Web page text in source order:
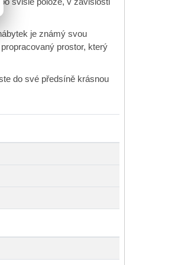
je známý svou
prostor, který
do své předsíně krásnou